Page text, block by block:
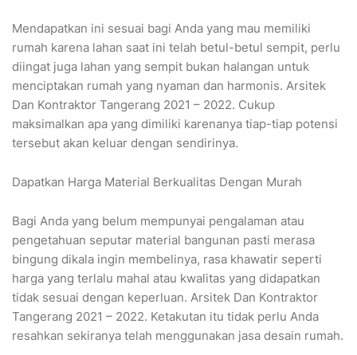
Mendapatkan ini sesuai bagi Anda yang mau memiliki
rumah karena lahan saat ini telah betul-betul sempit, perlu
diingat juga lahan yang sempit bukan halangan untuk
menciptakan rumah yang nyaman dan harmonis. Arsitek
Dan Kontraktor Tangerang 2021 – 2022. Cukup
maksimalkan apa yang dimiliki karenanya tiap-tiap potensi
tersebut akan keluar dengan sendirinya.
Dapatkan Harga Material Berkualitas Dengan Murah
Bagi Anda yang belum mempunyai pengalaman atau
pengetahuan seputar material bangunan pasti merasa
bingung dikala ingin membelinya, rasa khawatir seperti
harga yang terlalu mahal atau kwalitas yang didapatkan
tidak sesuai dengan keperluan. Arsitek Dan Kontraktor
Tangerang 2021 – 2022. Ketakutan itu tidak perlu Anda
resahkan sekiranya telah menggunakan jasa desain rumah.